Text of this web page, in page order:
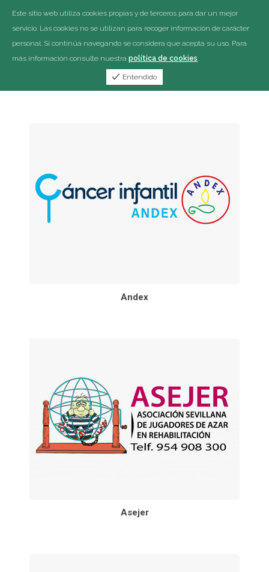
Andex
Asejer
Este sitio web utiliza cookies propias y de terceros para dar un mejor
servicio. Las cookies no se utilizan para recoger información de carácter
personal. Si continúa navegando se considera que acepta su uso. Para
más información consulte nuestra política de cookies.
Entendido